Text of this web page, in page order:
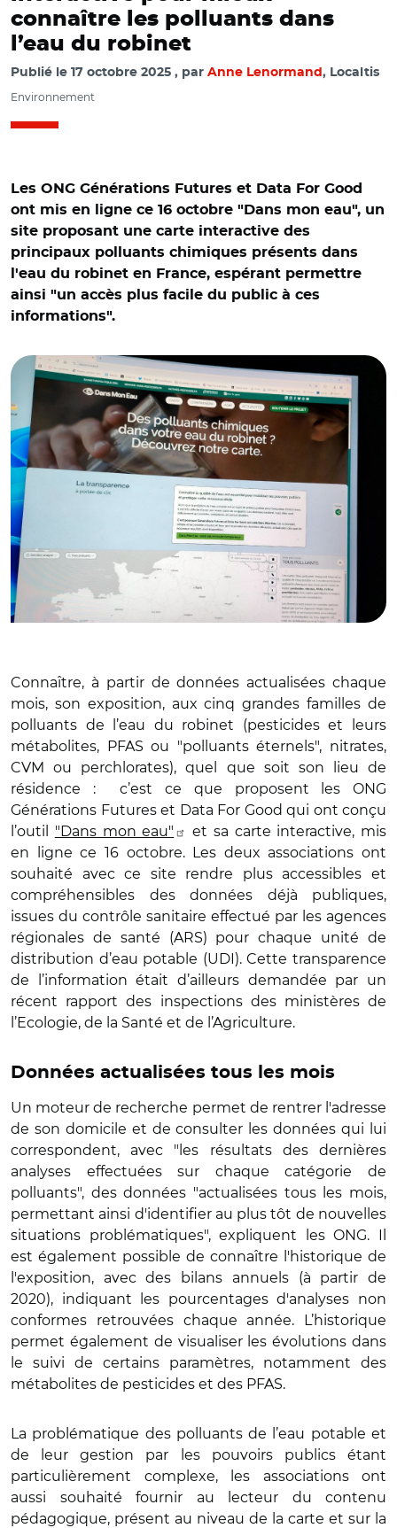
connaître les polluants dans
l’eau du robinet
Publié le 17 octobre 2025 par Anne Lenormand , Localtis
Environnement
Les ONG Générations Futures et Data For Good
ont mis en ligne ce 16 octobre "Dans mon eau", un
site proposant une carte interactive des
principaux polluants chimiques présents dans
l'eau du robinet en France, espérant permettre
ainsi "un accès plus facile du public à ces
informations".
Connaître, à partir de données actualisées chaque
mois, son exposition, aux cinq grandes familles de
polluants de l’eau du robinet (pesticides et leurs
métabolites, PFAS ou "polluants éternels", nitrates,
CVM ou perchlorates), quel que soit son lieu de
résidence : c’est ce que proposent les ONG
Générations Futures et Data For Good qui ont conçu
l’outil "Dans mon eau"
et sa carte interactive, mis
en ligne ce 16 octobre. Les deux associations ont
souhaité avec ce site rendre plus accessibles et
compréhensibles des données déjà publiques,
issues du contrôle sanitaire effectué par les agences
régionales de santé (ARS) pour chaque unité de
distribution d’eau potable (UDI). Cette transparence
de l’information était d’ailleurs demandée par un
récent rapport des inspections des ministères de
l’Ecologie, de la Santé et de l’Agriculture.
Données actualisées tous les mois
Un moteur de recherche permet de rentrer l'adresse
de son domicile et de consulter les données qui lui
correspondent, avec "les résultats des dernières
analyses effectuées sur chaque catégorie de
polluants", des données "actualisées tous les mois,
permettant ainsi d'identifier au plus tôt de nouvelles
situations problématiques", expliquent les ONG. Il
est également possible de connaître l'historique de
l'exposition, avec des bilans annuels (à partir de
2020), indiquant les pourcentages d'analyses non
conformes retrouvées chaque année. L’historique
permet également de visualiser les évolutions dans
le suivi de certains paramètres, notamment des
métabolites de pesticides et des PFAS.
La problématique des polluants de l’eau potable et
de leur gestion par les pouvoirs publics étant
particulièrement complexe, les associations ont
aussi souhaité fournir au lecteur du contenu
pédagogique, présent au niveau de la carte et sur la